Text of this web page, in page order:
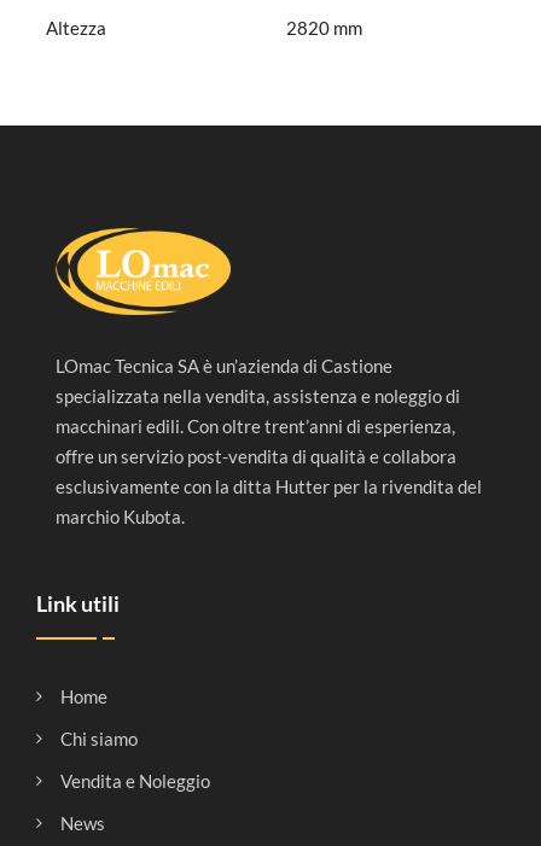
Altezza 2820 mm
LOmac Tecnica SA è un’azienda di Castione
specializzata nella vendita, assistenza e noleggio di
macchinari edili. Con oltre trent’anni di esperienza,
offre un servizio post-vendita di qualità e collabora
esclusivamente con la ditta Hutter per la rivendita del
marchio Kubota.
Link utili
Home
Chi siamo
Vendita e Noleggio
News